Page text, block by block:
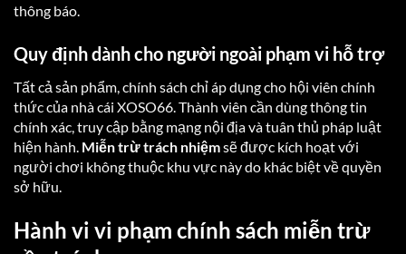
thông báo.
Quy định dành cho người ngoài phạm vi hỗ trợ
Tất cả sản phẩm, chính sách chỉ áp dụng cho hội viên chính
thức của nhà cái XOSO66. Thành viên cần dùng thông tin
chính xác, truy cập bằng mạng nội địa và tuân thủ pháp luật
hiện hành. Miễn trừ trách nhiệmsẽ được kích hoạt với
người chơi không thuộc khu vực này do khác biệt về quyền
sở hữu.
Hành vi vi phạm chính sách miễn trừ